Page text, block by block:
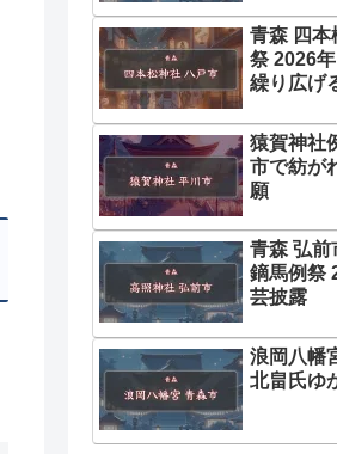
青森 四本
祭 2026
繰り広げ
猿賀神社
市で紡が
願
青森 弘前
鏑馬例祭
芸披露
浪岡八幡
北畠氏ゆ